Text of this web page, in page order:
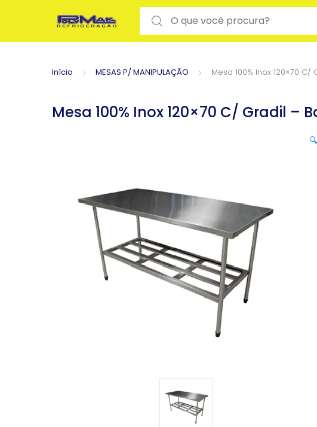
Search for:
Início MESAS P/ MANIPULAÇÃO Mesa 100% Inox 120×70
Mesa 100% Inox 120×70 C/ Gradil –
🔍